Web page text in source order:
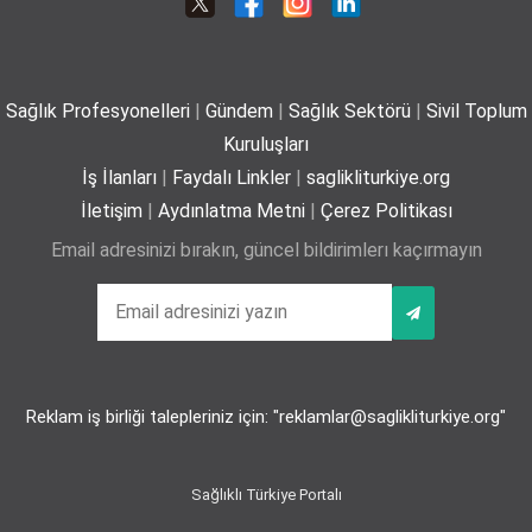
Plajda kalp sağlığı için 5 önemli öneri
25-06-2026
24-06-2026
Sağlık Profesyonelleri| Gündem | Sağlık Sektörü | Sivil Toplum
Kuruluşları
İş İlanları | Faydalı Linkler | saglikliturkiye.org
İletişim | Aydınlatma Metni| Çerez Politikası
Email adresinizi bırakın, güncel bildirimlerı kaçırmayın
Reklam iş birliği talepleriniz için: "reklamlar@saglikliturkiye.org"
Sağlıklı Türkiye Portalı